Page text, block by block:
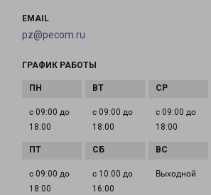
EMAIL
pz@pecom.ru
ГРАФИК РАБОТЫ
с 09:00 до
18:00
с 09:00 до
18:00
с 09:00 до
18:00
с 09:00 до
18:00
с 10:00 до
16:00
Выходной